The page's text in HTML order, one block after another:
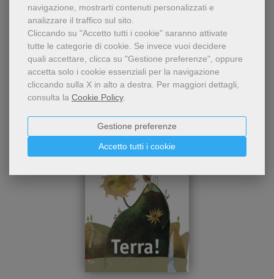
navigazione, mostrarti contenuti personalizzati e
analizzare il traffico sul sito.
Cliccando su "Accetto tutti i cookie" saranno attivate
tutte le categorie di cookie. Se invece vuoi decidere
quali accettare, clicca su "Gestione preferenze", oppure
accetta solo i cookie essenziali per la navigazione
cliccando sulla X in alto a destra. Per maggiori dettagli,
consulta la Cookie Policy.
Accetto tutti i cookie
Gestione preferenze
Chi ha visto questo prodotto
ha visto anche...